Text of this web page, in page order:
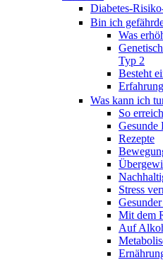
Diabetes-
Bin ich
Was
Typ 2
Besteht
Was kann ich
So
Gesunde
Rezepte
Stress
Mit dem
Auf